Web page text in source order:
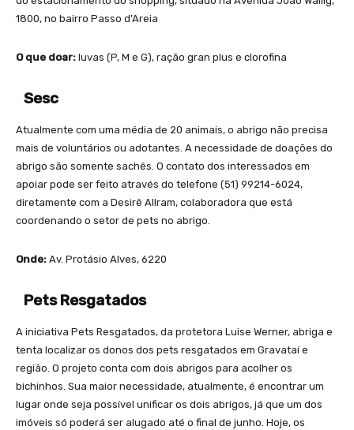
1800, no bairro Passo d’Areia
O que doar: luvas (P, M e G), ração gran plus e clorofina
Sesc
Atualmente com uma média de 20 animais, o abrigo não precisa
mais de voluntários ou adotantes. A necessidade de doações do
abrigo são somente sachês. O contato dos interessados em
apoiar pode ser feito através do telefone (51) 99214-6024,
diretamente com a Desirê Allram, colaboradora que está
coordenando o setor de pets no abrigo.
Onde: Av. Protásio Alves, 6220
Pets Resgatados
A iniciativa Pets Resgatados, da protetora Luise Werner, abriga e
tenta localizar os donos dos pets resgatados em Gravataí e
região. O projeto conta com dois abrigos para acolher os
bichinhos. Sua maior necessidade, atualmente, é encontrar um
lugar onde seja possível unificar os dois abrigos, já que um dos
imóveis só poderá ser alugado até o final de junho. Hoje, os